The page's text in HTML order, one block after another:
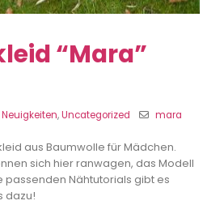
“Mara”
Neuigkeiten,Uncategorized mara
aus Baumwolle für Mädchen.
sich hier ranwagen, das Modell
passenden Nähtutorials gibt es
dazu!